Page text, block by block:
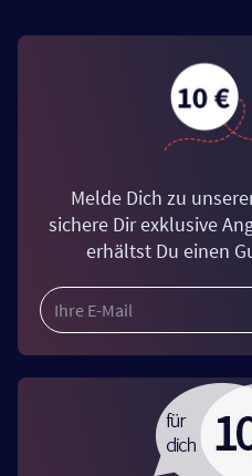
Melde Dich zu
sichere Dir exklusive
erhältst Du einen